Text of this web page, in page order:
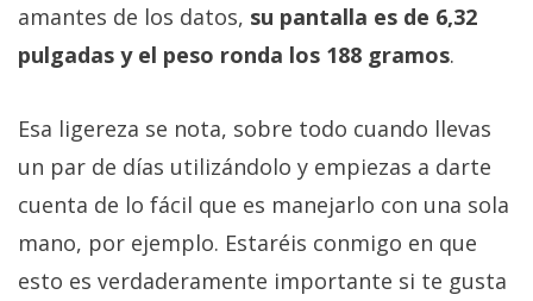
amantes de los datos, su pantalla es de 6,32
pulgadas y el peso ronda los 188 gramos.
Esa ligereza se nota, sobre todo cuando llevas
un par de días utilizándolo y empiezas a darte
cuenta de lo fácil que es manejarlo con una sola
mano, por ejemplo. Estaréis conmigo en que
esto es verdaderamente importante si te gusta